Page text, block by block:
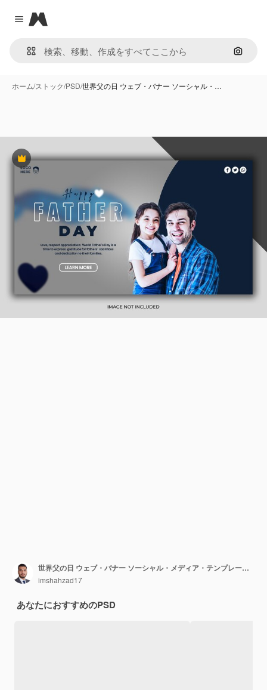
Close menu
Magnific
画像で
ホーム/ストック/PSD/世界父の日 ウェブ・バナー ソーシャル・…
Premium
世界父の日 ウェブ・バナー ソーシャル・メディア・テンプレート フェイシブル・ディア・ドス・ペイス ポルトガル語
imshahzad17
あなたにおすすめのPSD